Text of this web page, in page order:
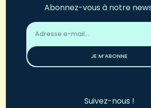
Abonnez-vous à notre
Adresse
email
JE M’ABONNE
Suivez-nous !